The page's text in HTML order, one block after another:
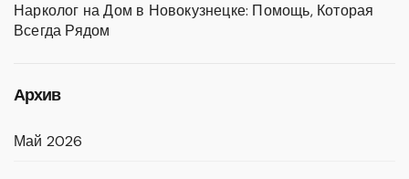
Нарколог на Дом в Новокузнецке: Помощь, Которая
Всегда Рядом
Архив
Май 2026